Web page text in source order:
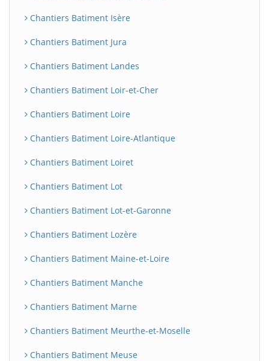
Chantiers Batiment Isère
Chantiers Batiment Jura
Chantiers Batiment Landes
Chantiers Batiment Loir-et-Cher
Chantiers Batiment Loire
Chantiers Batiment Loire-Atlantique
Chantiers Batiment Loiret
Chantiers Batiment Lot
Chantiers Batiment Lot-et-Garonne
Chantiers Batiment Lozère
Chantiers Batiment Maine-et-Loire
Chantiers Batiment Manche
Chantiers Batiment Marne
Chantiers Batiment Meurthe-et-Moselle
Chantiers Batiment Meuse